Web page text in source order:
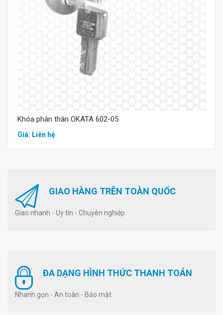
Khóa phân thân OKATA 602-05
Giá: Liên hệ
GIAO HÀNG TRÊN TOÀN QUỐC
Giao nhanh - Uy tín - Chuyên nghiệp
ĐA DẠNG HÌNH THỨC THANH TOÁN
Nhanh gọn - An toàn - Bảo mật